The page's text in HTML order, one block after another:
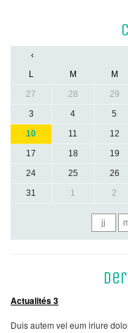
‹
L
M M
27
28 29
3
4 5
10
11 12
17
18 19
24
25 26
31
1 2
Actualités 3
Duis autem vel eum iriure